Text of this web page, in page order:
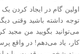
اولین گام در ایجاد کردن
توجه داشته باشید وقتی
می‌توانید بگویید من
کار، یاد می‌دهم! در واقع